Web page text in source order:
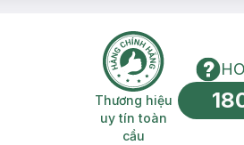
trả miễn phí Thương hiệu uy
Thương hiệu
uy tín toàn
cầu